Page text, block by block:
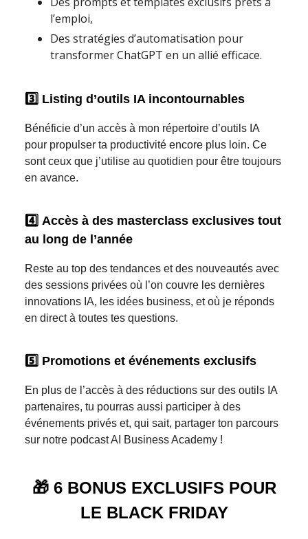
l’emploi,
Des stratégies d’automatisation pour
transformer ChatGPT en un allié efficace.
3️⃣ Listing d’outils IA incontournables
Bénéficie d’un accès à mon répertoire d’outils IA
pour propulser ta productivité encore plus loin. Ce
sont ceux que j’utilise au quotidien pour être toujours
en avance.
4️⃣ Accès à des masterclass exclusives tout
au long de l’année
Reste au top des tendances et des nouveautés avec
des sessions privées où l’on couvre les dernières
innovations IA, les idées business, et où je réponds
en direct à toutes tes questions.
5️⃣ Promotions et événements exclusifs
En plus de l’accès à des réductions sur des outils IA
partenaires, tu pourras aussi participer à des
événements privés et, qui sait, partager ton parcours
sur notre podcast AI Business Academy !
🎁6 BONUS EXCLUSIFS POUR
LE BLACK FRIDAY